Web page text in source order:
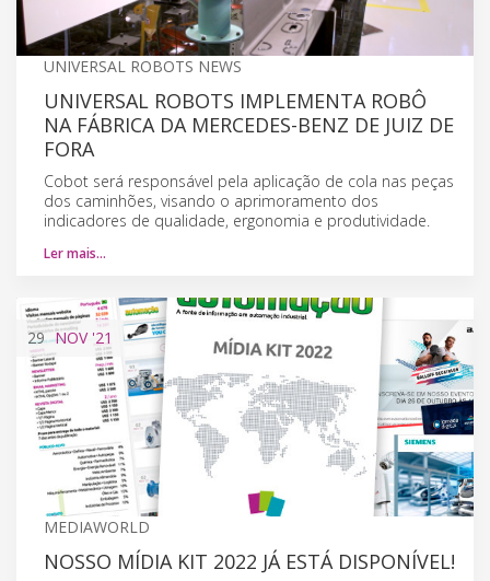
UNIVERSAL ROBOTS NEWS
UNIVERSAL ROBOTS IMPLEMENTA ROBÔ
NA FÁBRICA DA MERCEDES-BENZ DE JUIZ DE
FORA
Cobot será responsável pela aplicação de cola nas peças
dos caminhões, visando o aprimoramento dos
indicadores de qualidade, ergonomia e produtividade.
Ler mais…
29 NOV'21
MEDIAWORLD
NOSSO MÍDIA KIT 2022 JÁ ESTÁ DISPONÍVEL!